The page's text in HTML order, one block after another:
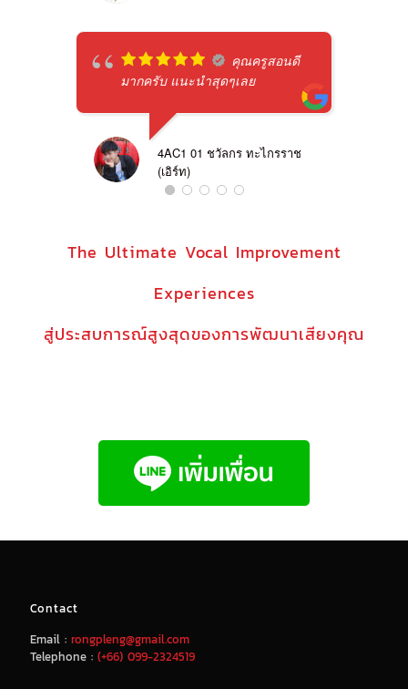
คุณครูสอนดี
มากครับ แนะนำสุดๆเลย
4AC1 01 ชวัลกร ทะไกรราช
(เอิร์ท)
The Ultimate Vocal Improvement
Experiences
สู่ประสบการณ์สูงสุดของการพัฒนาเสียงคุณ
Contact
Email : rongpleng@gmail.com
Telephone : (+66) 099-2324519